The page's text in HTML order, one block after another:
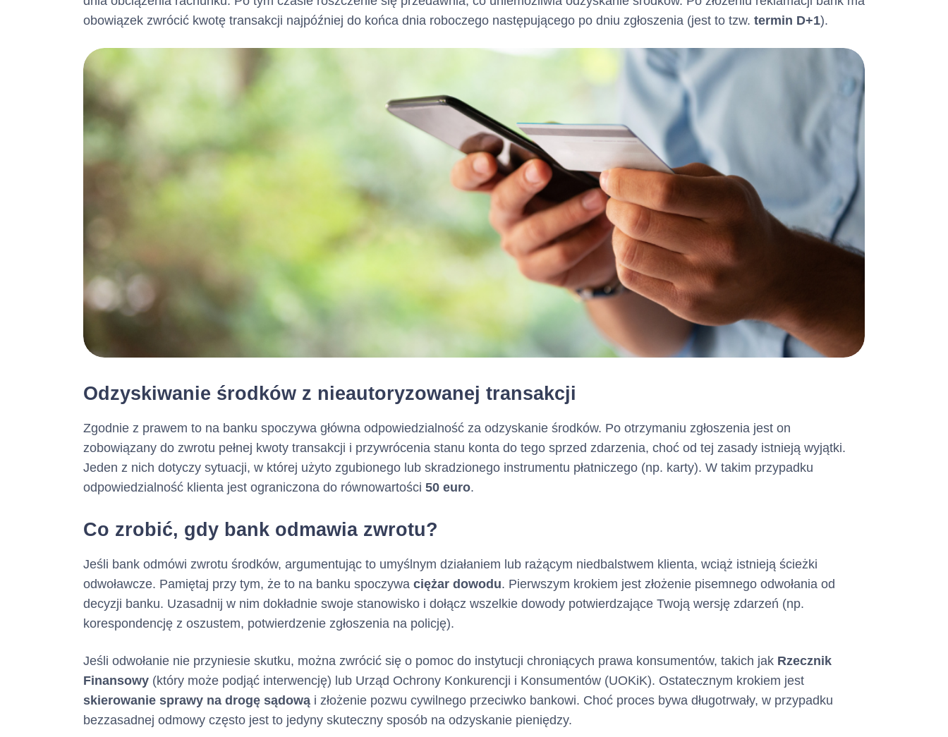
Terminy i sposób wypłaty
kredytu :
W jaki sposób i w jakim terminie otrzyma
Środki z tytułu przyznanego Limitu
kredytowego zostaną postawione do
dyspozycji Klienta jednorazowo na
w terminie 2 dni
od dnia
zawarcia Umowy.
Klient ma możliwość szybkiego
uruchomienia części Limitu Kredytowego w
Rachunku Karty z chwilą zawarcia Umowy,
w ramach usługi Fast Cash.
Umowa zostaje zawartana okres 360
(trzystu sześćdziesięciu) dni z
możliwością jej automatycznego
przedłużenia
na kolejne 360-dniowe
okresy kredytowania, o ile Klient lub
zadecyduje o niewznawianiu Karty
Kredytowej Netcredit albo nie nastąpią inne
przyczyny wskazane w Umowie
powodujące jej rozwiązanie.
Zasady i terminy spłaty kredytu :
Dniu Spłaty.
Dzień Spłaty i wysokość Minimalnej Kwoty
Minimalna Kwota do Zapłatystanowi
sumę:
zaległych: (i) odsetek za
obowiązek zwrócić kwotę transakcji najpóźniej do końca dnia roboczego następującego po dniu zgłoszenia (jest to tzw. termin D+1).
Odzyskiwanie środków z nieautoryzowanej transakcji
Zgodnie z prawem to na banku spoczywa główna odpowiedzialność za odzyskanie środków. Po otrzymaniu zgłoszenia jest on
zobowiązany do zwrotu pełnej kwoty transakcji i przywrócenia stanu konta do tego sprzed zdarzenia, choć od tej zasady istnieją wyjątki.
Jeden z nich dotyczy sytuacji, w której użyto zgubionego lub skradzionego instrumentu płatniczego (np. karty). W takim przypadku
odpowiedzialność klienta jest ograniczona do równowartości 50 euro.
Co zrobić, gdy bank odmawia zwrotu?
Jeśli bank odmówi zwrotu środków, argumentując to umyślnym działaniem lub rażącym niedbalstwem klienta, wciąż istnieją ścieżki
odwoławcze. Pamiętaj przy tym, że to na banku spoczywa ciężar dowodu. Pierwszym krokiem jest złożenie pisemnego odwołania od
decyzji banku. Uzasadnij w nim dokładnie swoje stanowisko i dołącz wszelkie dowody potwierdzające Twoją wersję zdarzeń (np.
korespondencję z oszustem, potwierdzenie zgłoszenia na policję).
Jeśli odwołanie nie przyniesie skutku, można zwrócić się o pomoc do instytucji chroniących prawa konsumentów, takich jak Rzecznik
Finansowy (który może podjąć interwencję) lub Urząd Ochrony Konkurencji i Konsumentów (UOKiK). Ostatecznym krokiem jest
skierowanie sprawy na drogę sądową i złożenie pozwu cywilnego przeciwko bankowi. Choć proces bywa długotrwały, w przypadku
bezzasadnej odmowy często jest to jedyny skuteczny sposób na odzyskanie pieniędzy.